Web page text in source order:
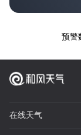
预警
在线天气